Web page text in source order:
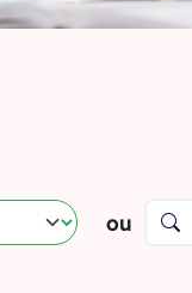
ou